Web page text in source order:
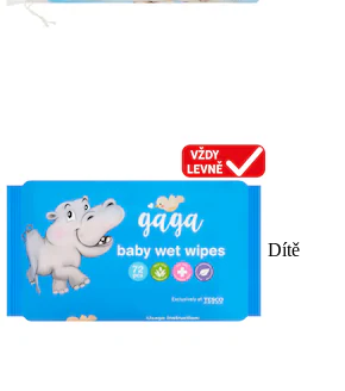
Dítě